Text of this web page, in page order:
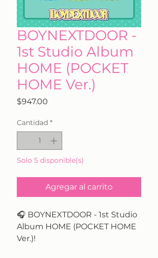
BOYNEXTDOOR -
1st Studio Album
HOME (POCKET
HOME Ver.)
$947.00
Cantidad *
Solo 5 disponible(s)
Agregar al carrito
🎧 BOYNEXTDOOR - 1st Studio
Album HOME (POCKET HOME
Ver.)!